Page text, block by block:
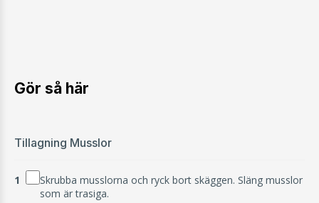
Gör så här
Tillagning Musslor
1
Skrubba musslorna och ryck bort skäggen. Släng musslor
som är trasiga.